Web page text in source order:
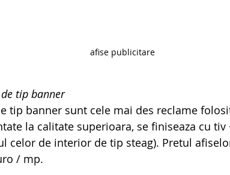
afise publicitare
tip banner
tip banner sunt cele mai des reclame
la calitate superioara, se finiseaza cu tiv
celor de interior de tip steag). Pretul
/ mp.